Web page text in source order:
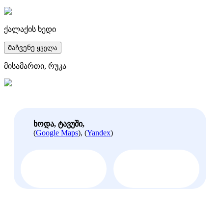
ქალაქის ხედი
Მაჩვენე ყველა
მისამართი, რუკა
ხოდა, ტავუში,
(Google Maps), (Yandex)